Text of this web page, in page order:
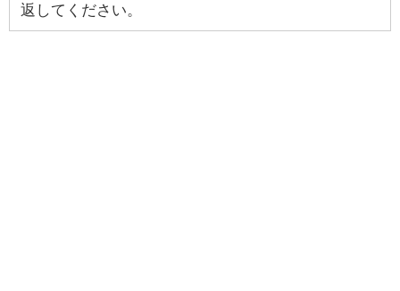
返してください。